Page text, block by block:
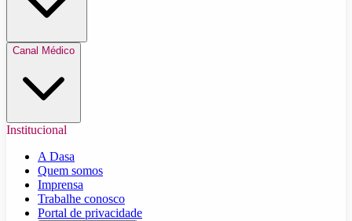
Canal Médico
Institucional
A Dasa
Quem somos
Imprensa
Trabalhe conosco
Portal de privacidade